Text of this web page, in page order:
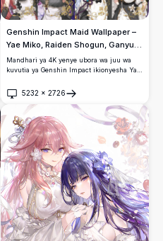
Genshin Impact Maid Wallpaper –
Yae Miko, Raiden Shogun, Ganyu
na Keqing 4K
Mandhari ya 4K yenye ubora wa juu wa
kuvutia ya Genshin Impact ikionyesha Yae
wakivaa mavazi ya maid yenye urembo.
Sanaa ya anime yenye maelezo mazuri na
mandhari ya maua, mapambo ya
dhahabu, na urembo wa giza unaofaa kwa
skrini za kompyuta na simu.
5232 × 2726
Fungua